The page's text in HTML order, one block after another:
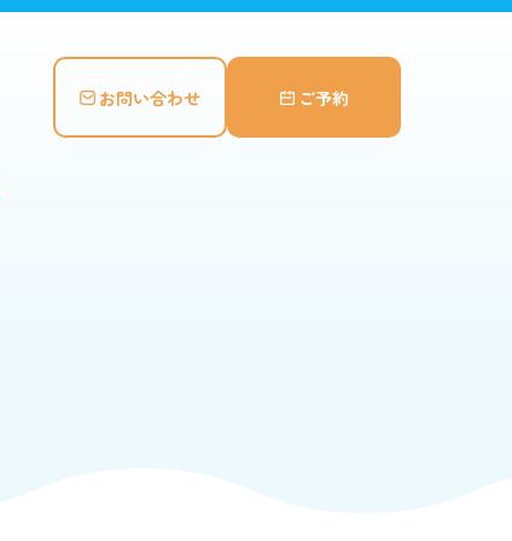
お問い合わせ ご予約